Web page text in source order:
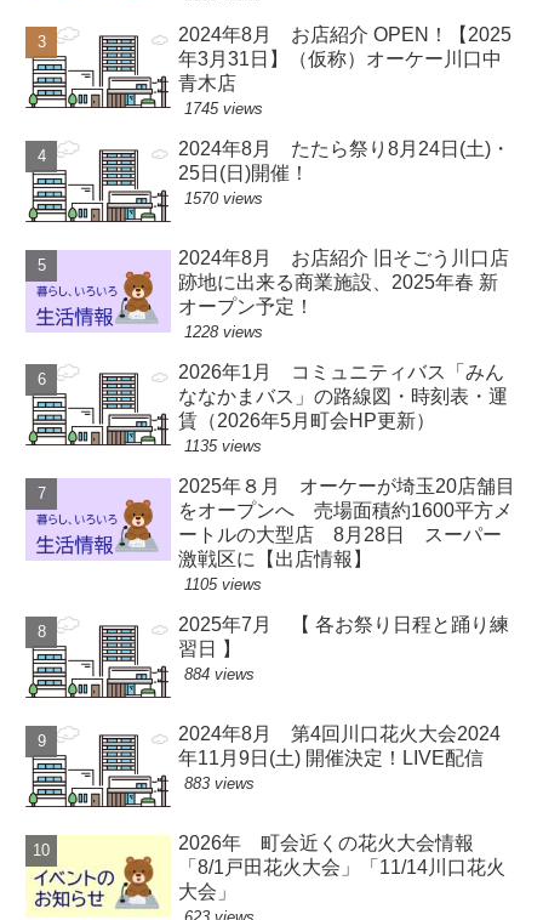
2024年8月 お店紹介 OPEN！【2025
年3月31日】（仮称）オーケー川口中
青木店
1745 views
2024年8月 たたら祭り8月24日(土)・
25日(日)開催！
1570 views
2024年8月 お店紹介 旧そごう川口店
跡地に出来る商業施設、2025年春 新
オープン予定！
1228 views
2026年1月 コミュニティバス「みん
ななかまバス」の路線図・時刻表・運
賃（2026年5月町会HP更新）
1135 views
2025年８月 オーケーが埼玉20店舗目
をオープンへ 売場面積約1600平方メ
ートルの大型店 8月28日 スーパー
激戦区に【出店情報】
1105 views
2025年7月 【 各お祭り日程と踊り練
習日 】
884 views
2024年8月 第4回川口花火大会2024
年11月9日(土) 開催決定！LIVE配信
883 views
2026年 町会近くの花火大会情報
「8/1戸田花火大会」「11/14川口花火
大会」